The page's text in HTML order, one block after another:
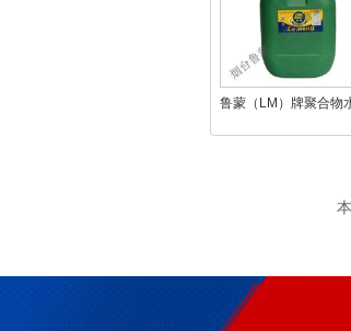
鲁蒙（LM）牌聚合物